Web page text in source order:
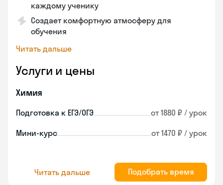
каждому ученику
Создает комфортную атмосферу для
обучения
Читать дальше
Услуги и цены
Химия
Подготовка к ЕГЭ/ОГЭ от 1880 ₽ / урок
Мини-курс от 1470 ₽ / урок
Читать дальше Подобрать время